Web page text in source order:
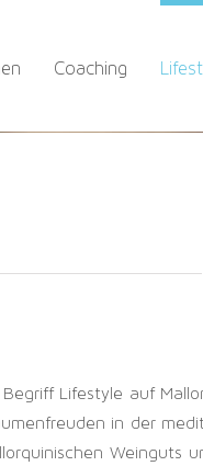
Coaching
Lifestyle auf
in der
Weinguts